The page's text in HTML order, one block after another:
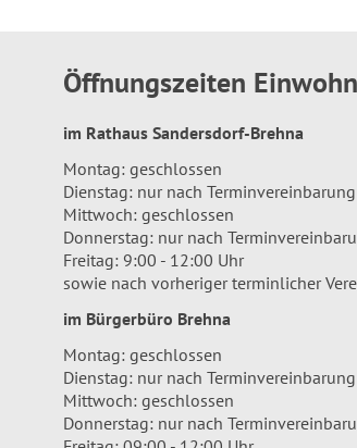
Öffnungszeiten
im Rathaus Sandersdorf-Brehna
Montag: geschlossen
Dienstag: nur nach Terminvereinbarung
Mittwoch: geschlossen
Donnerstag: nur nach
Freitag: 9:00 - 12:00 Uhr
sowie nach vorheriger terminlicher
im Bürgerbüro Brehna
Montag: geschlossen
Dienstag: nur nach Terminvereinbarung
Mittwoch: geschlossen
Donnerstag: nur nach